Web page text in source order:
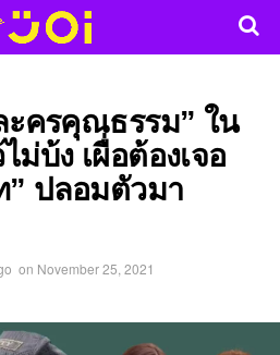
ะครคุณธรรม” ใน
ม่บ้ง เผื่อต้องเจอ
” ปลอมตัวมา
on November 25, 2021